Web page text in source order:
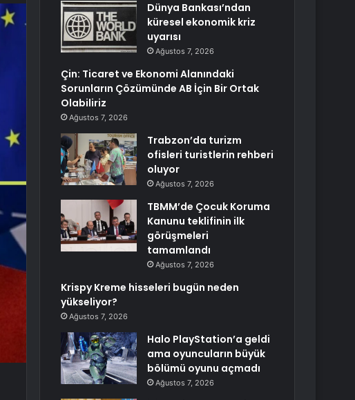
Dünya Bankası’ndan
küresel ekonomik kriz
uyarısı
Ağustos 7, 2026
Çin: Ticaret ve Ekonomi Alanındaki
Sorunların Çözümünde AB İçin Bir Ortak
Olabiliriz
Ağustos 7, 2026
Trabzon’da turizm
ofisleri turistlerin rehberi
oluyor
Ağustos 7, 2026
TBMM’de Çocuk Koruma
Kanunu teklifinin ilk
görüşmeleri
tamamlandı
Ağustos 7, 2026
Krispy Kreme hisseleri bugün neden
yükseliyor?
Ağustos 7, 2026
Halo PlayStation’a geldi
ama oyuncuların büyük
bölümü oyunu açmadı
Ağustos 7, 2026